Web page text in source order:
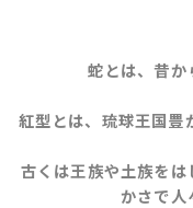
蛇とは、昔か
紅型とは、琉球王国豊
古くは王族や土族を
かさで人